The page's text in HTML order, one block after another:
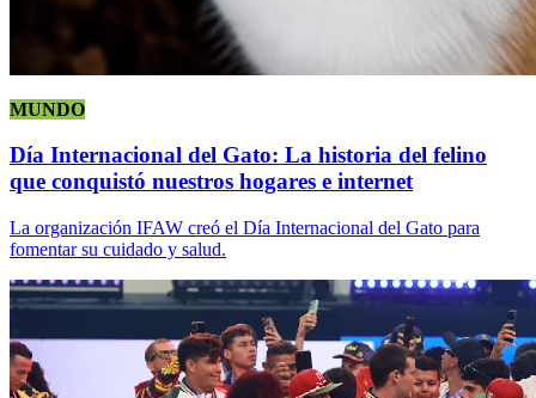
MUNDO
Día Internacional del Gato: La historia del felino
que conquistó nuestros hogares e internet
La organización IFAW creó el Día Internacional del Gato para
fomentar su cuidado y salud.